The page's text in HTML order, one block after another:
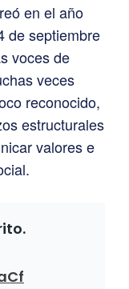
en el año
de septiembre
voces de
veces
reconocido,
estructurales
valores e